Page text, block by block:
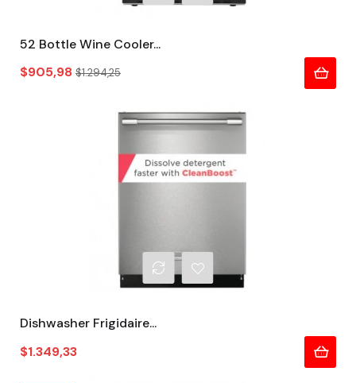
52 Bottle Wine Cooler...
Precio
$905,98Precio
regular
$1.294,25
Dishwasher Frigidaire...
Precio
$1.349,33